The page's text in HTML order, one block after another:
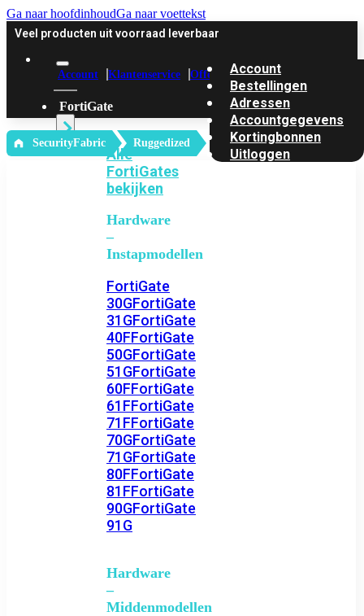
Ga naar hoofdinhoudGa naar voettekst
Veel producten uit voorraad leverbaar
Account Klantenservice Offerte
FortiGate
Alle
FortiGates
bekijken
Hardware
–
Instapmodellen
FortiGate
30GFortiGate
31GFortiGate
40FFortiGate
50GFortiGate
51GFortiGate
60FFortiGate
61FFortiGate
71FFortiGate
70GFortiGate
71GFortiGate
80FFortiGate
81FFortiGate
90GFortiGate
91G
Hardware
–
Middenmodellen
Account
Bestellingen
Adressen
Accountgegevens
Kortingbonnen
Uitloggen
‎ SecurityFabric Ruggedized